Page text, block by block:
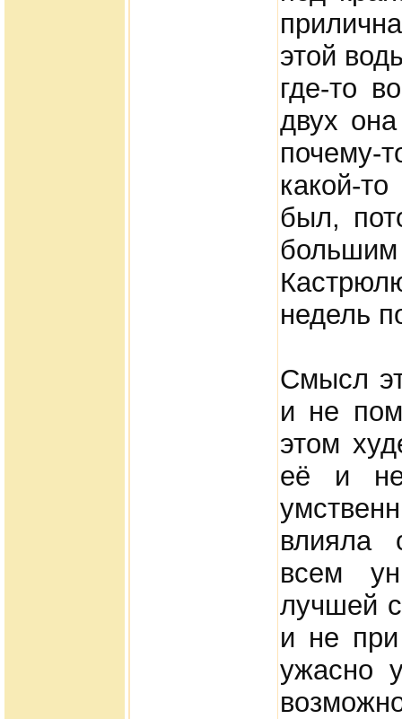
этой
где-то
двух
какой-
был,
недель
Смысл
и не
этом
её и
влияла
всем
лучшей
и не
ужасно